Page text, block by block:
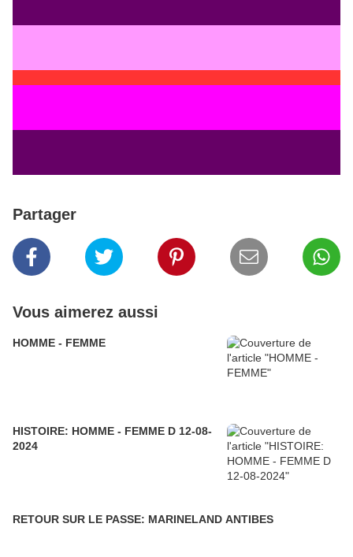
Partager
Vous aimerez aussi
HOMME - FEMME
HISTOIRE: HOMME - FEMME D 12-08-
2024
RETOUR SUR LE PASSE: MARINELAND ANTIBES